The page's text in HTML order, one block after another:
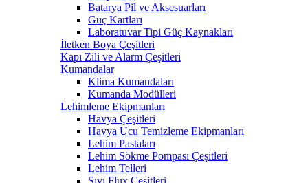
Batarya Pil ve Aksesuarları
Güç Kartları
Laboratuvar Tipi Güç Kaynakları
İletken Boya Çeşitleri
Kapı Zili ve Alarm Çeşitleri
Kumandalar
Klima Kumandaları
Kumanda Modülleri
Lehimleme Ekipmanları
Havya Çeşitleri
Havya Ucu Temizleme Ekipmanları
Lehim Pastaları
Lehim Sökme Pompası Çeşitleri
Lehim Telleri
Sıvı Flux Çeşitleri